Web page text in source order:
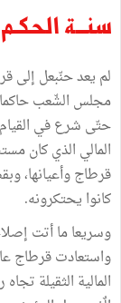
سنـــة الحكـم
مجلس الشّعب حاكما
حتّى شرع في
المالي الذي كان
قرطاج وأعيانها،
كانوا يحتكرونه.
وسريعا ما أتت
واستعادت قرطاج
المالية الثقيلة